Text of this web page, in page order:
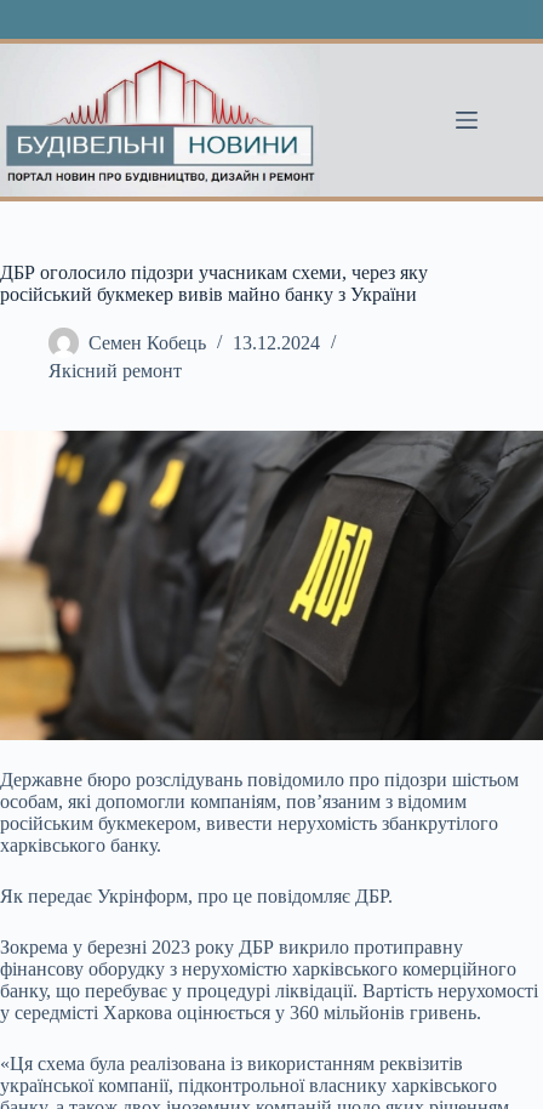
ДБР оголосило підозри учасникам схеми, через яку
російський букмекер вивів майно банку з України
Семен Кобець
13.12.2024
Якісний ремонт
Державне бюро розслідувань повідомило про підозри шістьом
особам, які допомогли компаніям, пов’язаним з відомим
російським букмекером, вивести нерухомість збанкрутілого
харківського банку.
Як передає Укрінформ, про це повідомляє ДБР.
Зокрема у березні 2023 року ДБР викрило протиправну
фінансову оборудку з нерухомістю харківського комерційного
банку, що перебуває у процедурі ліквідації. Вартість нерухомості
у середмісті Харкова оцінюється у 360 мільйонів гривень.
«Ця схема була реалізована із використанням реквізитів
української компанії, підконтрольної власнику харківського